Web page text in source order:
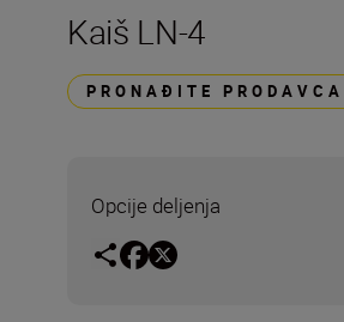
Kaiš LN-4
PRONAĐITE PRODAVCA
Opcije deljenja